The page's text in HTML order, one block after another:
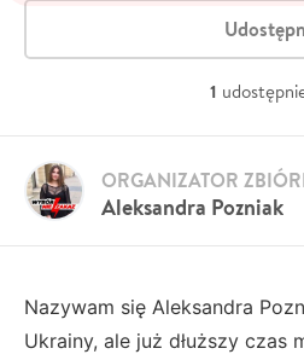
1
Aleksandra Pozniak
ORGANIZATOR
Nazywam się Aleksandra
Ukrainy, ale już dłuższy czas